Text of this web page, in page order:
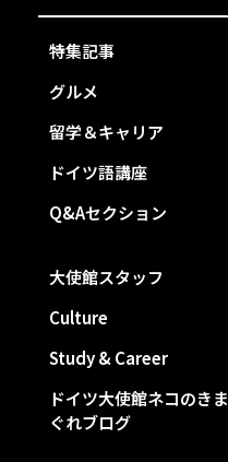
特集記事
グルメ
留学＆キャリア
ドイツ語講座
Q&Aセクション
大使館スタッフ
Culture
Study & Career
ドイツ大使館ネコのきま
ぐれブログ